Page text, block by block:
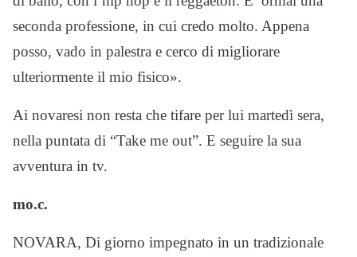
seconda professione, in cui credo molto. Appena
posso, vado in palestra e cerco di migliorare
ulteriormente il mio fisico».
Ai novaresi non resta che tifare per lui martedì sera,
nella puntata di “Take me out”. E seguire la sua
avventura in tv.
mo.c.
NOVARA, Di giorno impegnato in un tradizionale